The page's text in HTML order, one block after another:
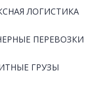
ЛОГИСТИКА
ПЕРЕВОЗКИ
ГРУЗЫ